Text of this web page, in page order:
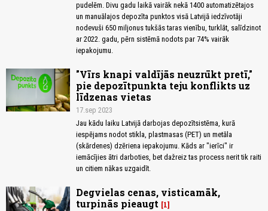
pudelēm. Divu gadu laikā vairāk nekā 1400 automatizētajos
un manuālajos depozīta punktos visā Latvijā iedzīvotāji
nodevuši 650 miljonus tukšās taras vienību, turklāt, salīdzinot
ar 2022. gadu, pērn sistēmā nodots par 74% vairāk
iepakojumu.
"Vīrs knapi valdījās neuzrūkt pretī,"
pie depozītpunkta teju konflikts uz
līdzenas vietas
17.sep 2023
Jau kādu laiku Latvijā darbojas depozītsistēma, kurā
iespējams nodot stikla, plastmasas (PET) un metāla
(skārdenes) dzēriena iepakojumu. Kāds ar "ierīci" ir
iemācījies ātri darboties, bet dažreiz tas process nerit tik raiti
un citiem nākas uzgaidīt.
Degvielas cenas, visticamāk,
turpinās pieaugt 1